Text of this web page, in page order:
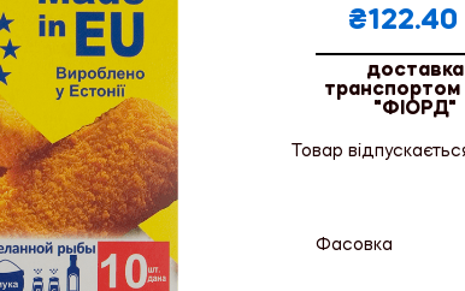
₴122.40
доставка
"ФІОРД"
Товар
Фасовка